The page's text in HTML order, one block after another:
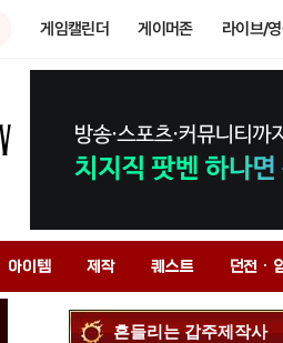
게임캘린더 게이머존 라이브/
아이템 제작 퀘스트 던전 ·
흔들리는 갑주제작사